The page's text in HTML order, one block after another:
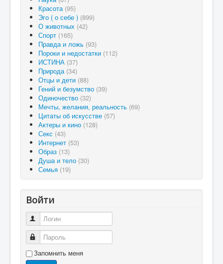
Красота (95)
Эго ( о себе ) (899)
О животных (42)
Спорт (165)
Правда и ложь (93)
Пороки и недостатки (112)
ИСТИНА (37)
Природа (34)
Отцы и дети (88)
Гений и безумство (39)
Одиночество (32)
Мечты, желания, реальность (69)
Цитаты об искусстве (57)
Актеры и кино (128)
Секс (43)
Интернет (53)
Образ (13)
Душа и тело (30)
Семья (19)
Войти
Логин
Пароль
Запомнить меня